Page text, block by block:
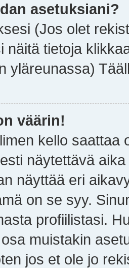
asetuksiani?
(Jos olet
näitä tietoja
yläreunassa)
väärin!
kello saattaa
näytettävä
näyttää eri
on se syy.
profiilistasi.
muistakin
jos et ole jo